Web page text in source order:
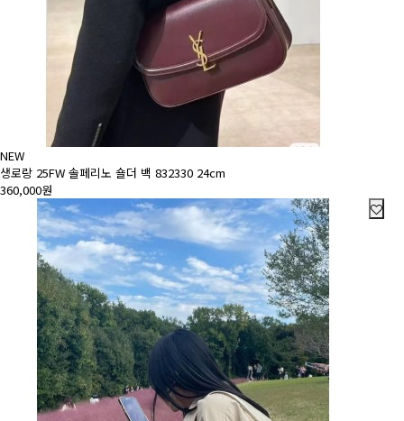
NEW
생로랑 25FW 솔페리노 숄더 백 832330 24cm
360,000원